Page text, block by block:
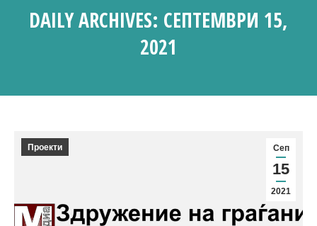
DAILY ARCHIVES: СЕПТЕМВРИ 15,
2021
Сеп
15
2021
Проекти